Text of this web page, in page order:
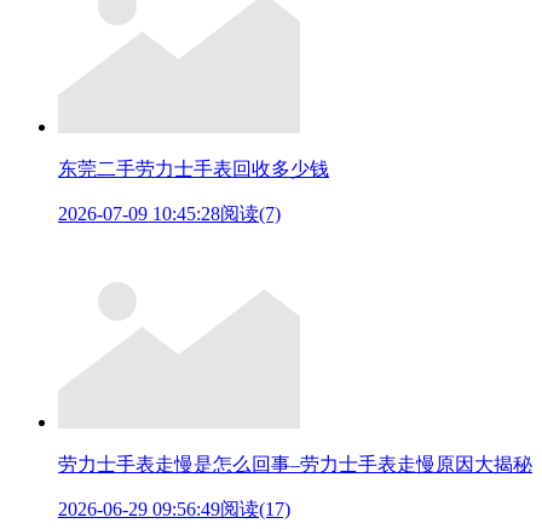
东莞二手劳力士手表回收多少钱
2026-07-09 10:45:28阅读(7)
劳力士手表走慢是怎么回事–劳力士手表走慢原因大揭秘
2026-06-29 09:56:49阅读(17)